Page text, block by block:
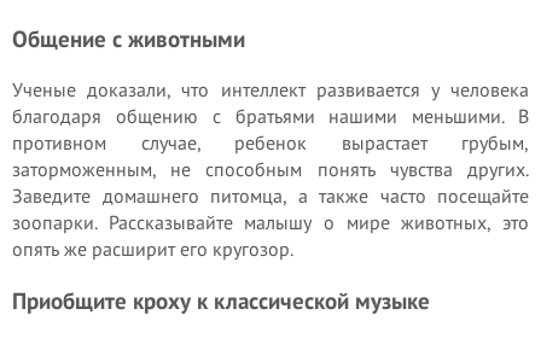
Общение с животными
Ученые доказали, что интеллект развивается у человека
благодаря общению с братьями нашими меньшими. В
противном случае, ребенок вырастает грубым,
заторможенным, не способным понять чувства других.
Заведите домашнего питомца, а также часто посещайте
зоопарки. Рассказывайте малышу о мире животных, это
опять же расширит его кругозор.
Приобщите кроху к классической музыке